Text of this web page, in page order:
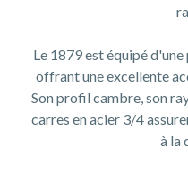
Le 1879 est équipé
offrant une excellente
Son profil cambre, son
carres en acier 3/4
à la